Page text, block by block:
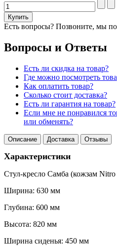
Есть вопросы? Позвоните, мы
Вопросы и Ответы
Есть ли скидка на товар?
Где можно посмотреть
Как оплатить товар?
Сколько стоит доставка?
Есть ли гарантия на товар?
Если мне не понравился
или обменять?
Описание Доставка Отзывы
Характеристики
Стул-кресло Самба (кожзам Nitro
Ширина: 630 мм
Глубина: 600 мм
Высота: 820 мм
Ширина сиденья: 450 мм